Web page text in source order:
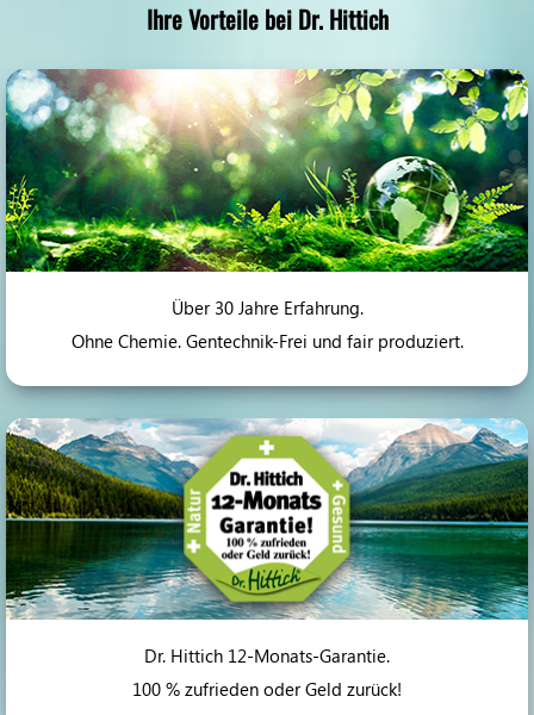
Ihre Vorteile bei Dr. Hittich
Über 30 Jahre Erfahrung.
Ohne Chemie. Gentechnik-Frei und fair produziert.
Dr. Hittich 12-Monats-Garantie.
100 % zufrieden oder Geld zurück!